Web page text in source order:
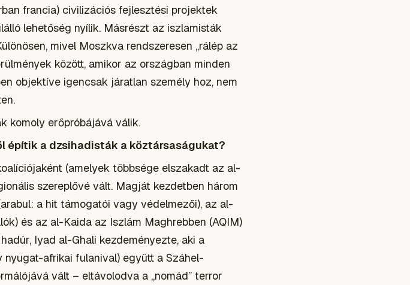
francia) civilizációs fejlesztési projektek
lehetőség nyílik. Másrészt az iszlamisták
mivel Moszkva rendszeresen „rálép az
között, amikor az országban minden
objektíve igencsak járatlan személy hoz, nem
komoly erőpróbájává válik.
építik a dzsihadisták a köztársaságukat?
(amelyek többsége elszakadt az al-
szereplővé vált. Magját kezdetben három
a hit támogatói vagy védelmezői), az al-
és az al-Kaida az Iszlám Maghrebben (AQIM)
Iyad al-Ghali kezdeményezte, aki a
afrikai fulanival) együtt a Száhel-
vált – eltávolodva a „nomád” terror